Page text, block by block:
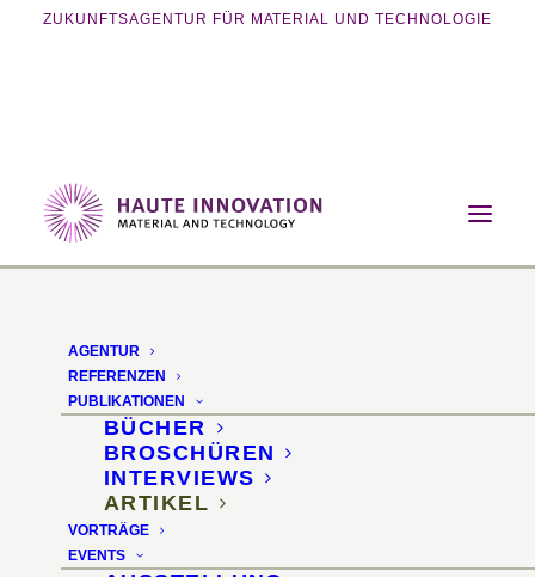
ZUKUNFTSAGENTUR FÜR MATERIAL UND TECHNOLOGIE
AGENTUR
REFERENZEN
PUBLIKATIONEN
BÜCHER
BROSCHÜREN
INTERVIEWS
ARTIKEL
VORTRÄGE
EVENTS
Home Publikationen
Zirkuläre Reststoffe im Hotelzimmer
Zirkuläre Reststoffe für
Hotelzimmer
md Kolumne:
Nachhaltigkeit heute